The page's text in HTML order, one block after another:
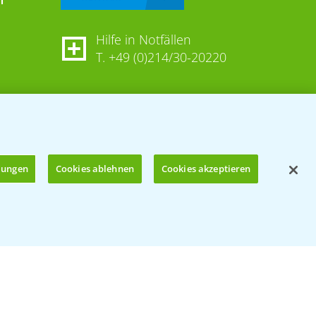
Hilfe in Notfällen
T. +49 (0)214/30-20220
Cookies ablehnen Cookies akzeptieren